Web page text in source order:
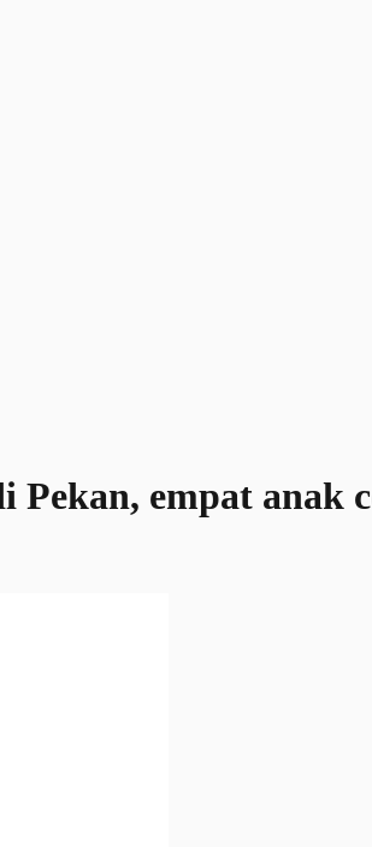
Pekan, empat anak